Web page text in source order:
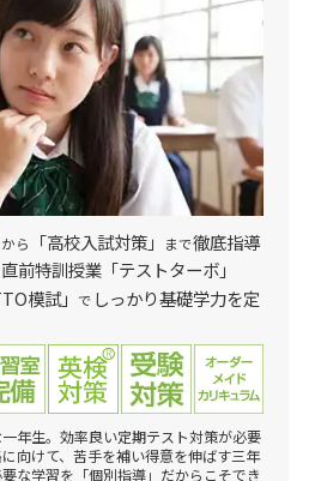
から 「高校入試対策」 まで徹底指導
前特訓授業「テストターボ」
模試」 で しっかり基礎学力を定
年生。効率良い定期テスト対策が必要
向けて、苦手を補い得意を伸ばす三年
な学習を「個別指導」だからこそでき